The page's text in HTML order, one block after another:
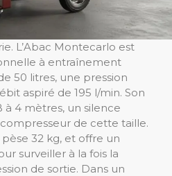
L’Abac Montecarlo est
à entraînement
50 litres, une pression
aspiré de 195 l/min. Son
4 mètres, un silence
de cette taille.
32 kg, et offre un
surveiller à la fois la
de sortie. Dans un